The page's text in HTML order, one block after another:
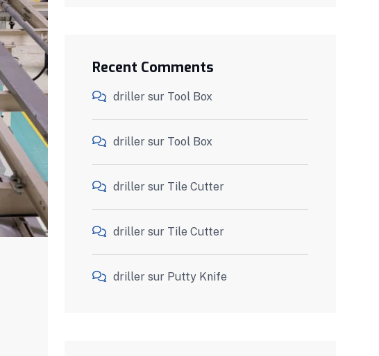
Recent Comments
driller sur Tool Box
driller sur Tool Box
driller sur Tile Cutter
driller sur Tile Cutter
driller sur Putty Knife